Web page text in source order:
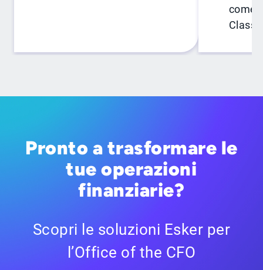
come
Class”
Pronto a trasformare le
tue operazioni
finanziarie?
Scopri le soluzioni Esker per
l’Office of the CFO